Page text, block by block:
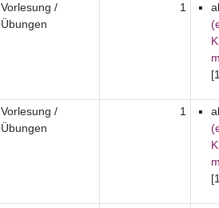
Vorlesung /
Übungen
1
Vorlesung /
Übungen
1